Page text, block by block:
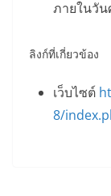
ภายในวัน
ลิงก์ที่เกี่ยวข้อง
เว็บไซต์
8/